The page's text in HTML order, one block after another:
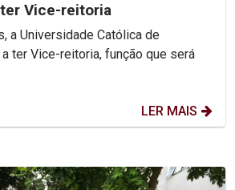
Vice-reitoria
a Universidade Católica de
ter Vice-reitoria, função que será
LER MAIS